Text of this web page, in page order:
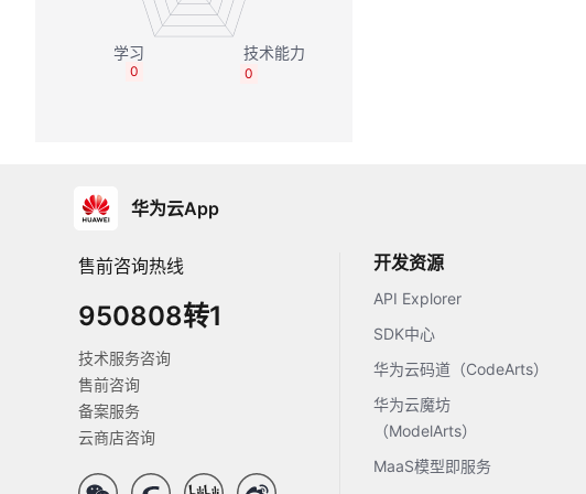
0
0
华为云App
售前咨询热线
950808转1
技术服务咨询
售前咨询
备案服务
云商店咨询
开发资源
API Explorer
SDK中心
华为云码道（CodeArts）
华为云魔坊
（ModelArts）
MaaS模型即服务